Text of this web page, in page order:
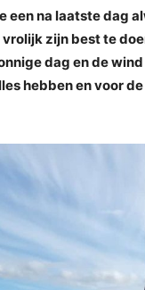
een na laatste dag
zijn best te
dag en de
hebben en voor